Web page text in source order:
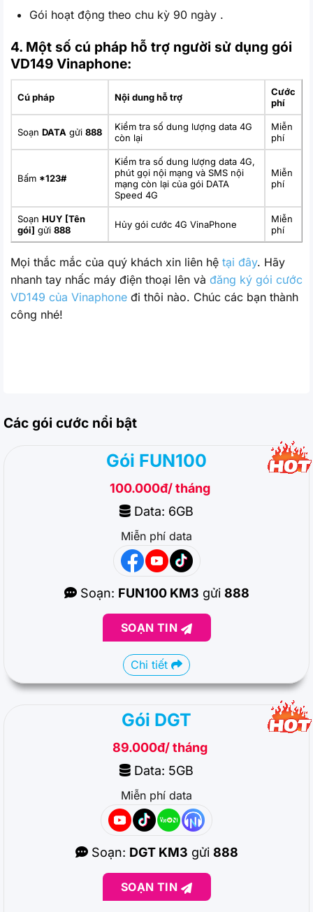
Gói hoạt động theo chu kỳ 90 ngày .
4. Một số cú pháp hỗ trợ người sử dụng gói
VD149 Vinaphone:
Cú pháp Nội dung hỗ trợ
Cước
phí
Soạn DATA gửi 888
Kiểm tra số dung lượng data 4G
còn lại
Miễn
phí
Bấm *123#
Kiểm tra số dung lượng data 4G,
phút gọi nội mạng và SMS nội
mạng còn lại của gói DATA
Speed 4G
Miễn
phí
Soạn HUY [Tên
gói] gửi 888 Hủy gói cước 4G VinaPhone
Miễn
phí
Mọi thắc mắc của quý khách xin liên hệ tại đây. Hãy
nhanh tay nhấc máy điện thoại lên và đăng ký gói cước
VD149 của Vinaphone đi thôi nào. Chúc các bạn thành
công nhé!
Các gói cước nổi bật
Gói FUN100
100.000đ/ tháng
Data: 6GB
Miễn phí data
Soạn: FUN100 KM3 gửi 888
SOẠN TIN
Chi tiết
Gói DGT
89.000đ/ tháng
Data: 5GB
Miễn phí data
Soạn: DGT KM3 gửi 888
SOẠN TIN